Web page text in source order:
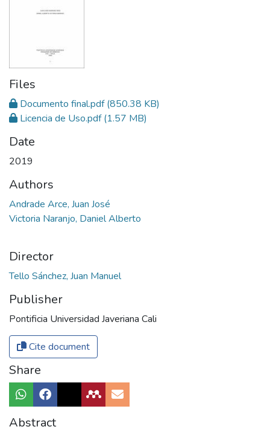
Files
Documento final.pdf(850.38 KB)
Licencia de Uso.pdf(1.57 MB)
Date
2019
Authors
Andrade Arce, Juan José
Victoria Naranjo, Daniel Alberto
Director
Tello Sánchez, Juan Manuel
Publisher
Pontificia Universidad Javeriana Cali
Cite document
Share
Abstract